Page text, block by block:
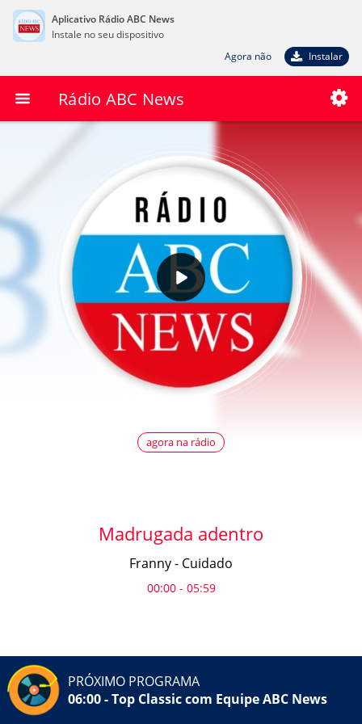
Aplicativo Rádio ABC News
Instale no seu dispositivo
Agora não
Instalar
Rádio ABC News
agora na rádio
Madrugada adentro
Franny - Cuidado
00:00 - 05:59
PRÓXIMO PROGRAMA
06:00 - Top Classic com Equipe ABC News